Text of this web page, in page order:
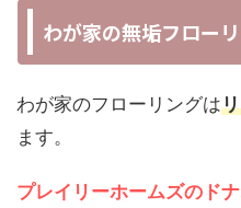
わが家の無垢フロー
わが家のフローリングは
ます。
プレイリーホームズのド